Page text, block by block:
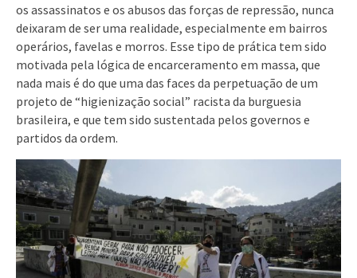
os assassinatos e os abusos das forças de repressão, nunca
deixaram de ser uma realidade, especialmente em bairros
operários, favelas e morros. Esse tipo de prática tem sido
motivada pela lógica de encarceramento em massa, que
nada mais é do que uma das faces da perpetuação de um
projeto de “higienização social” racista da burguesia
brasileira, e que tem sido sustentada pelos governos e
partidos da ordem.